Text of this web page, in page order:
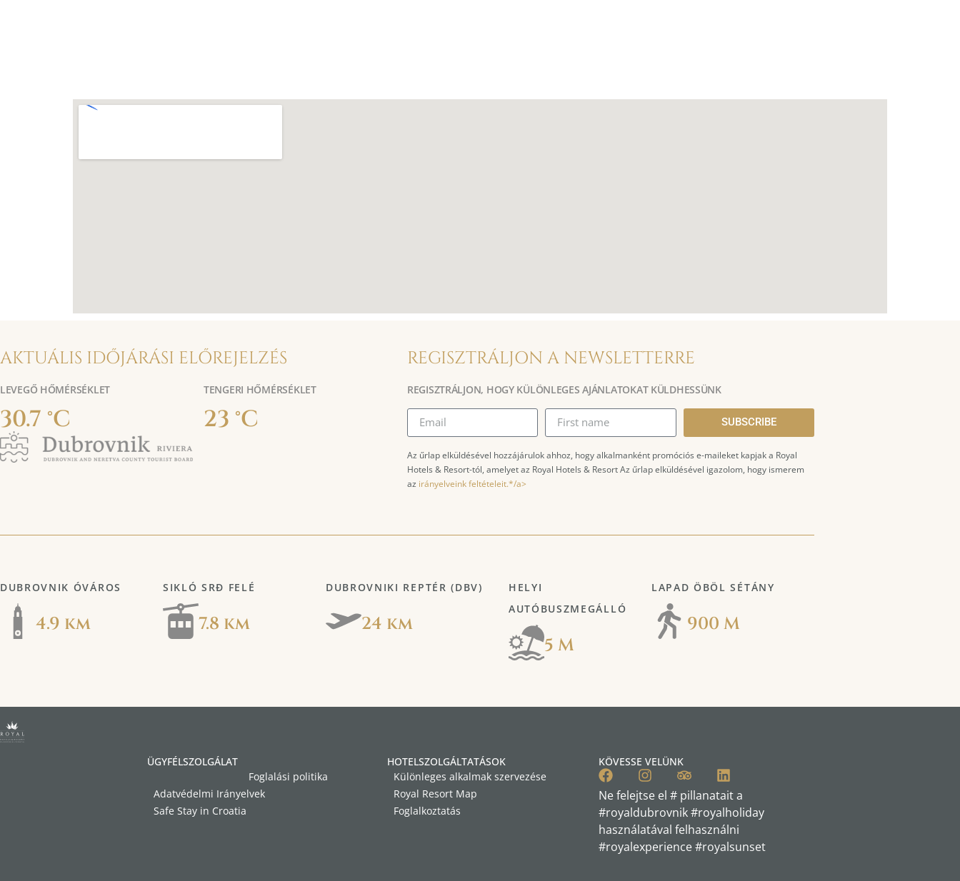
AKTUÁLIS IDŐJÁRÁSI ELŐREJELZÉS
LEVEGŐ HŐMÉRSÉKLET
30.7 °C
TENGERI HŐMÉRSÉKLET
23 °C
REGISZTRÁLJON A NEWSLETTERRE
REGISZTRÁLJON, HOGY KÜLÖNLEGES AJÁNLATOKAT KÜLDHESSÜNK
SUBSCRIBE
Az űrlap elküldésével hozzájárulok ahhoz, hogy alkalmanként promóciós e-maileket kapjak a Royal
Hotels & Resort-tól, amelyet az Royal Hotels & Resort Az űrlap elküldésével igazolom, hogy ismerem
az irányelveink feltételeit.*/a>
DUBROVNIK ÓVÁROS
4.9 km
SIKLÓ SRĐ FELÉ
7.8 km
DUBROVNIKI REPTÉR (DBV)
24 km
HELYI
AUTÓBUSZMEGÁLLÓ
5 M
LAPAD ÖBÖL SÉTÁNY
900 M
ÜGYFÉLSZOLGÁLAT
Foglalási politika
Adatvédelmi Irányelvek
Safe Stay in Croatia
HOTELSZOLGÁLTATÁSOK
Különleges alkalmak szervezése
Royal Resort Map
Foglalkoztatás
KÖVESSE VELÜNK
Ne felejtse el # pillanatait a
#royaldubrovnik #royalholiday
használatával felhasználni
#royalexperience #royalsunset